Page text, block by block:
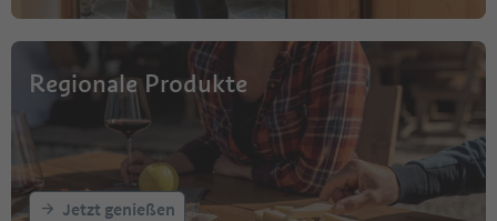
dem Marktplatz
- 19:00 Uhr- Einzug der
Martplatz zum
Klausen-Hymne auf
Tinneplatz
- 01:00 Uhr -Ende
Regionale Produkte
Jetzt genießen